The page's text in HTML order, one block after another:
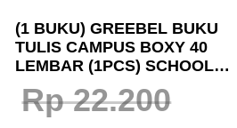
(1 BUKU) GREEBEL BUKU
TULIS CAMPUS BOXY 40
LEMBAR (1PCS) SCHOOL
BOOK B5 40-07 I BUKU TULIS
GREEBEL
Rp22.200
Harga